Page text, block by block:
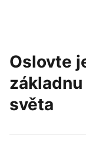
Oslovte
světa